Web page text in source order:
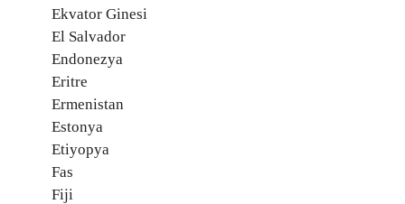
Ekvator Ginesi
El Salvador
Endonezya
Eritre
Ermenistan
Estonya
Etiyopya
Fas
Fiji